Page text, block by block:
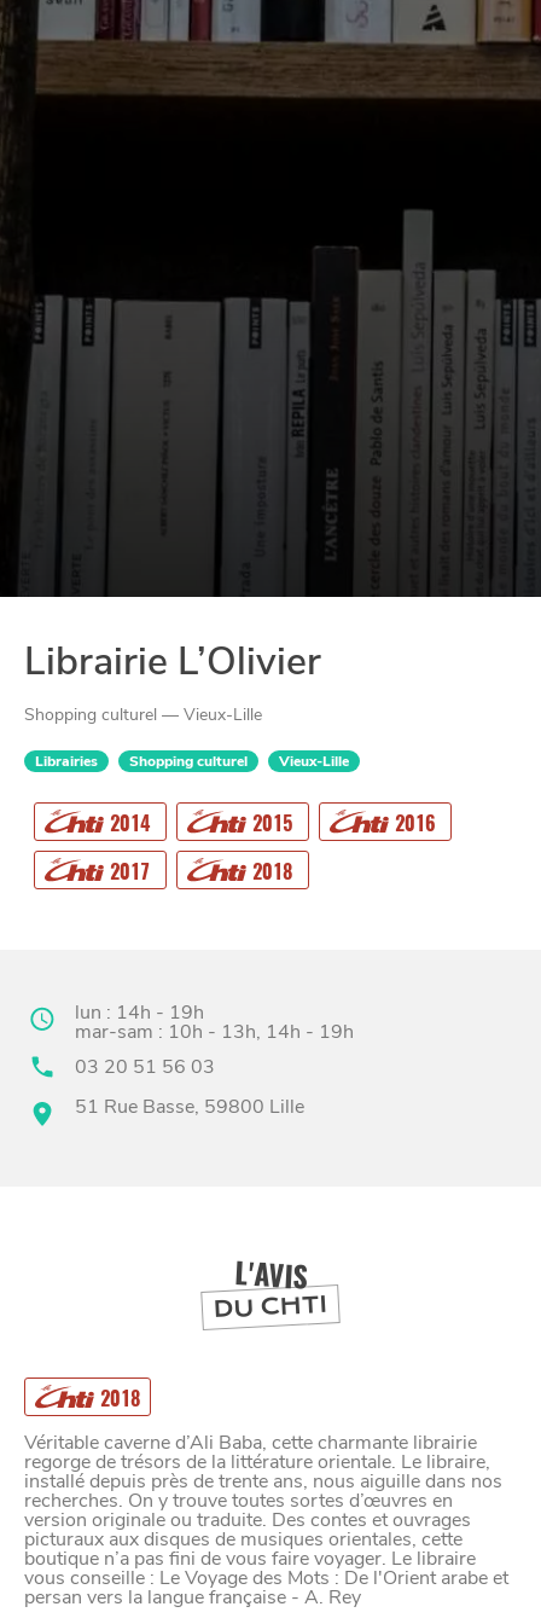
Librairie L’Olivier
Shopping culturel — Vieux-Lille
Librairies Shopping culturel Vieux-Lille
2014 2015
2016
2017
2018
L'AVIS
DU CHTI
2018
Véritable caverne d’Ali Baba, cette charmante librairie
regorge de trésors de la littérature orientale. Le libraire,
installé depuis près de trente ans, nous aiguille dans nos
recherches. On y trouve toutes sortes d’œuvres en
version originale ou traduite. Des contes et ouvrages
picturaux aux disques de musiques orientales, cette
boutique n’a pas fini de vous faire voyager. Le libraire
vous conseille : Le Voyage des Mots : De l'Orient arabe et
persan vers la langue française - A. Rey
lun : 14h - 19h
mar-sam : 10h - 13h, 14h - 19h
03 20 51 56 03
51 Rue Basse, 59800 Lille
CHTITE
CANAILLE